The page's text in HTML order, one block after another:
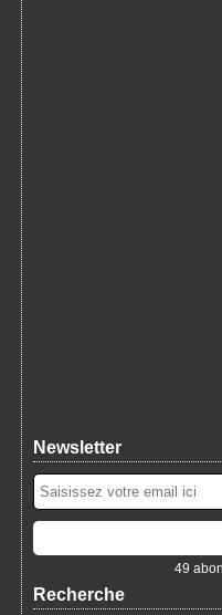
Newsletter
49
Recherche